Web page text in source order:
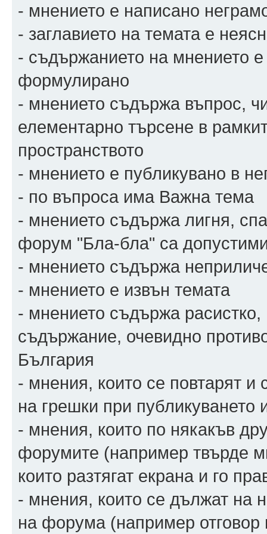
- мнението е написано
- заглавието на темата е
- съдържанието на мнението
формулирано
- мнението съдържа въпрос,
елементарно търсене в
пространството
- мнението е публикувано в
- по въпроса има Важна тема
- мнението съдържа лигня,
форум "Бла-бла" са
- мнението съдържа
- мнението е извън темата
- мнението съдържа
съдържание, очевидно
България
- мнения, които се повтарят и
на грешки при публикуването
- мнения, които по някакъв
форумите (например твърде
които разтягат екрана и го
- мнения, които се дължат на
на форума (например отговор